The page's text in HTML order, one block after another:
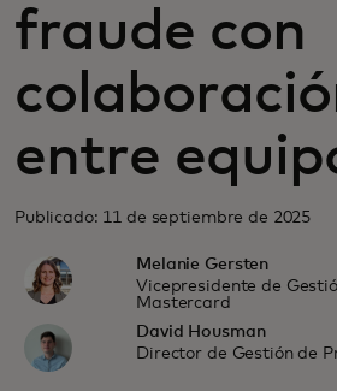
fraude con
entre
Publicado: 11 de septiembre de 2025
Melanie Gersten
Vicepresidente de
Mastercard
David Housman
Director de Gestión de